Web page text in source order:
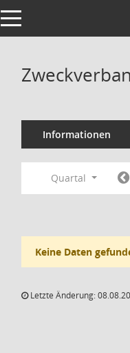
Toggle navigation
Informationen
Quartal
Keine Daten
Letzte Änderung: